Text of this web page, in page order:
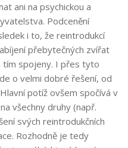
ani na psychickou a
Podcenění
i to, že reintrodukcí
přebytečných zvířat
tím spojeny. I přes tyto
o velmi dobré řešení, od
potíž ovšem spočívá v
všechny druhy (např.
svých reintrodukčních
Rozhodně je tedy